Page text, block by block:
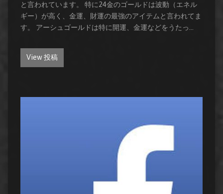
と言われています。 特に24金のゴールドは波動（エネル
ギー）が高く、金運、財運の最強のアイテムと言われてま
す。 アーシュゴールドは特に開運、金運などをうたっ…
View 投稿